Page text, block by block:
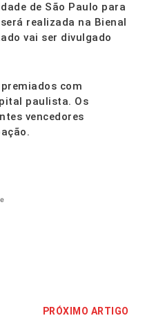
de São Paulo para
realizada na Bienal
vai ser divulgado
com
paulista. Os
vencedores
PRÓXIMO ARTIGO